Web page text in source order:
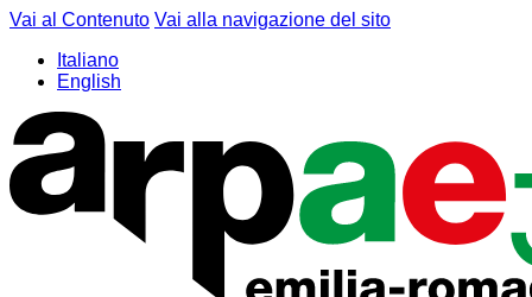
Vai al Contenuto Vai alla navigazione del sito
Italiano
English